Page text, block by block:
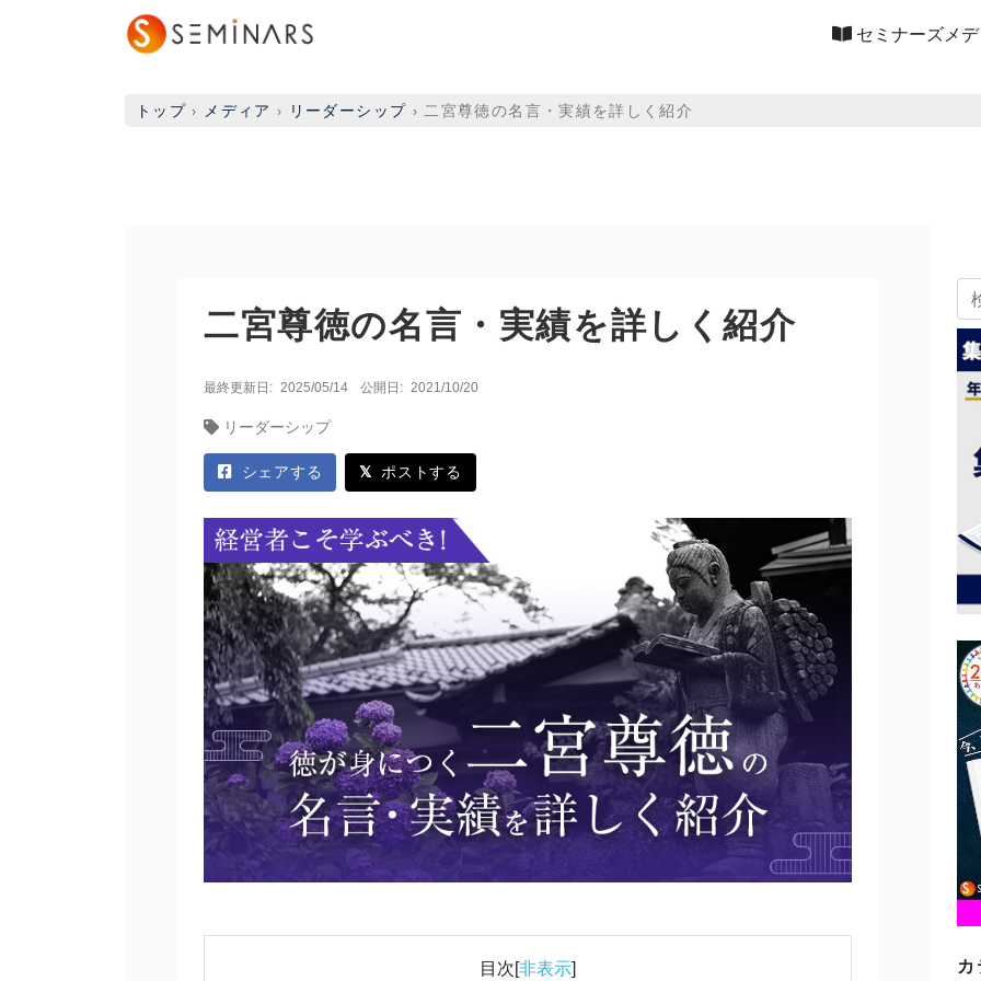
セミナーズメ
トップ › メディア › リーダーシップ ›二宮尊徳の名言・実績を詳しく紹介
二宮尊徳の名言・実績を詳しく紹介
最終更新日: 2025/05/14 公開日: 2021/10/20
リーダーシップ
シェアする ポストする
目次[非表示]